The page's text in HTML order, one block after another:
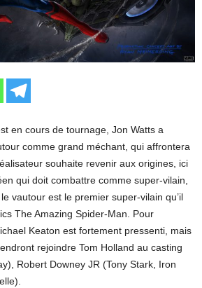
en cours de tournage, Jon Watts a
comme grand méchant, qui affrontera
souhaite revenir aux origines, ici
qui doit combattre comme super-vilain,
vautour est le premier super-vilain qu’il
The Amazing Spider-Man. Pour
Keaton est fortement pressenti, mais
rejoindre Tom Holland au casting
Robert Downey JR (Tony Stark, Iron